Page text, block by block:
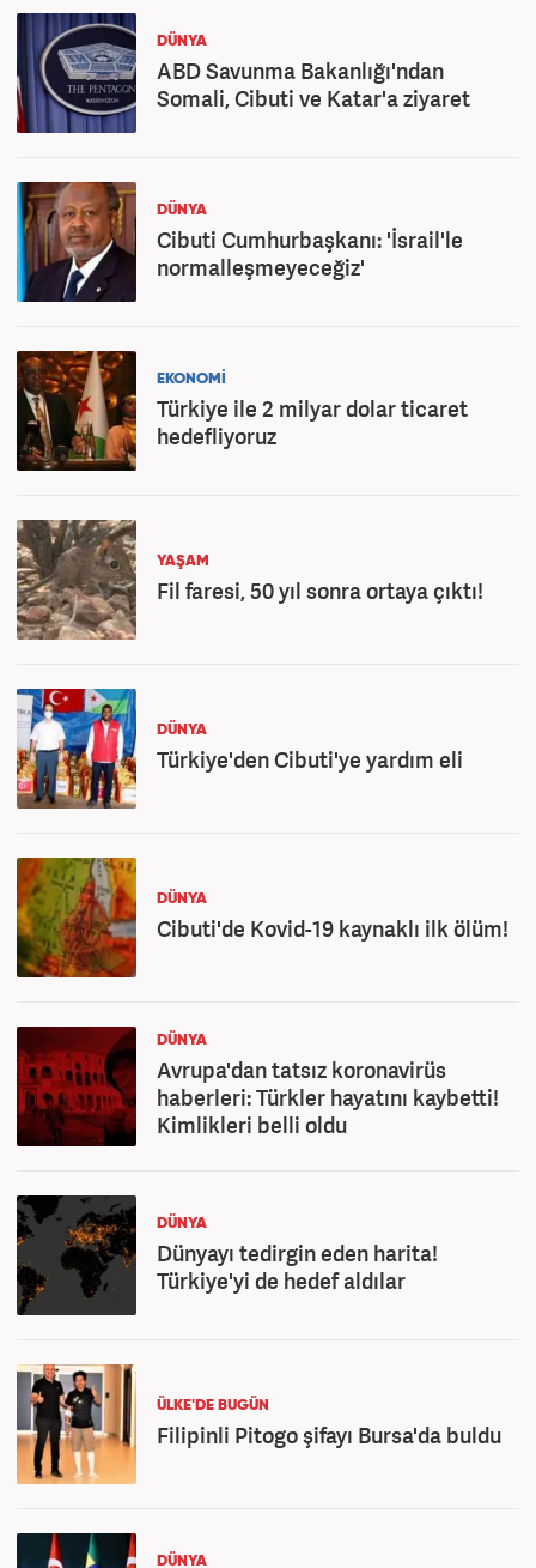
DÜNYA
ABD Savunma Bakanlığı'ndan
Somali, Cibuti ve Katar'a ziyaret
DÜNYA
Cibuti Cumhurbaşkanı: 'İsrail'le
normalleşmeyeceğiz'
EKONOMİ
Türkiye ile 2 milyar dolar ticaret
hedefliyoruz
YAŞAM
Fil faresi, 50 yıl sonra ortaya çıktı!
DÜNYA
Türkiye'den Cibuti'ye yardım eli
DÜNYA
Cibuti'de Kovid-19 kaynaklı ilk ölüm!
DÜNYA
Avrupa'dan tatsız koronavirüs
haberleri: Türkler hayatını kaybetti!
Kimlikleri belli oldu
DÜNYA
Dünyayı tedirgin eden harita!
Türkiye'yi de hedef aldılar
ÜLKE'DE BUGÜN
Filipinli Pitogo şifayı Bursa'da buldu
DÜNYA